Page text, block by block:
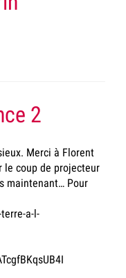
2
Merci à Florent
le coup de projecteur
maintenant… Pour
a-l-